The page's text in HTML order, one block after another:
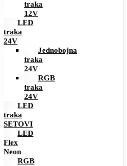
traka
12V
LED
traka
24V
Jednobojna
traka
24V
RGB
traka
24V
LED
traka
SETOVI
LED
Flex
Neon
RGB